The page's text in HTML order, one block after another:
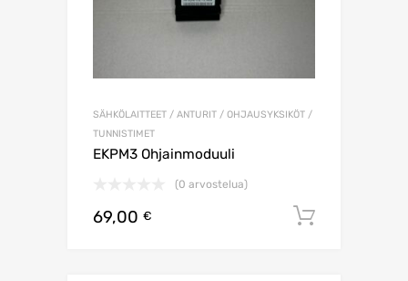
SÄHKÖLAITTEET / ANTURIT / OHJAUSYKSIKÖT /
TUNNISTIMET
EKPM3 Ohjainmoduuli
(0 arvostelua)
69,00 €